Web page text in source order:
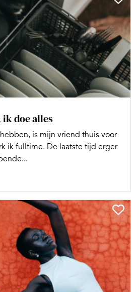
ik doe alles
is mijn vriend thuis voor
ik fulltime. De laatste tijd erger